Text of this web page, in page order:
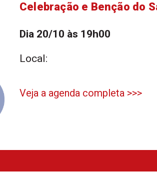
Celebração e Benção do
Dia 20/10 às 19h00
Local:
Veja a agenda completa >>>